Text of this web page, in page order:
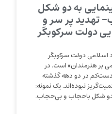
به دو شکل
تهدید پر سر و
دولت سرکوبگر
اسلامی دولت سرکوبگر
بر هنرمندان» است. در
دست‌کم در دو دهه گذشته
نبوده‌اند. یک نمونه:
دو شکل باحجاب و بی‌حجاب.